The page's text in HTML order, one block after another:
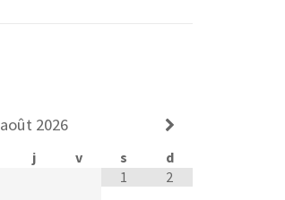
août 2026
j v s
d
1
2